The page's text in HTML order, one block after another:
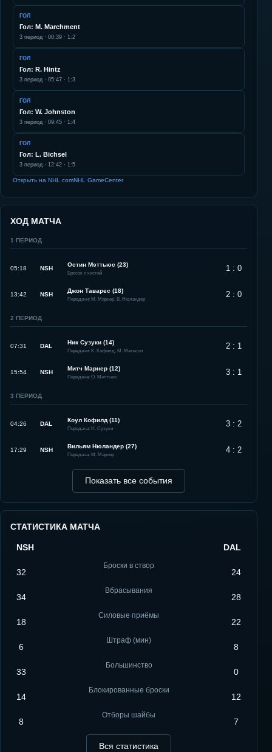
ГОЛ
Гол: M. Marchment
3 период · 00:39 · 1:2
ГОЛ
Гол: R. Hintz
3 период · 05:47 · 1:3
ГОЛ
Гол: W. Johnston
3 период · 09:45 · 1:4
ГОЛ
Гол: L. Bichsel
3 период · 12:42 · 1:5
Открыть на NHL.comNHL GameCenter
ХОД МАТЧА
1 ПЕРИОД
05:18 NSH
Остин Мэттьюс (23)
Бросок с кистей 1 : 0
13:42 NSH
Джон Таварес (18)
Передачи: М. Марнер, В. Нюландер 2 : 0
2 ПЕРИОД
07:31 DAL
Ник Сузуки (14)
Передачи: К. Кофилд, М. Матесон 2 : 1
15:54 NSH
Митч Марнер (12)
Передача: О. Мэттьюс 3 : 1
3 ПЕРИОД
04:26 DAL
Коул Кофилд (11)
Передача: Н. Сузуки 3 : 2
17:29 NSH
Вильям Нюландер (27)
Передача: М. Марнер 4 : 2
Показать все события
СТАТИСТИКА МАТЧА
NSH DAL
32
Броски в створ
24
34
Вбрасывания
28
18
Силовые приёмы
22
6
Штраф (мин)
8
33
Большинство
0
14
Блокированные броски
12
8
Отборы шайбы
7
Вся статистика